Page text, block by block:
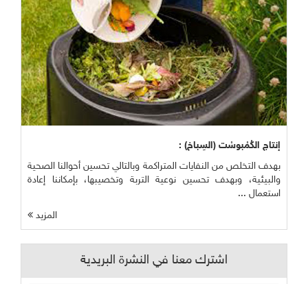
إنتاج الكُمْبوسْت (السِباخ) :
بهدف التخلص من النفايات المتراكمة وبالتالي تحسين أحوالنا الصحية
والبيئية، وبهدف تحسين نوعية التربة وتخصيبها، بإمكاننا إعادة
استعمال ...
المزيد
اشترك معنا في النشرة البريدية